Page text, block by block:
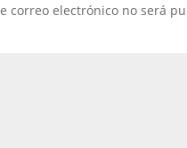
correo electrónico no será